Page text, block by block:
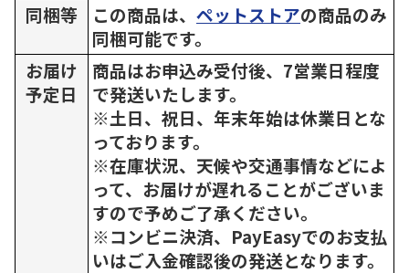
同梱等
この商品は、 ペットストアの商品のみ
同梱可能です。
お届け
予定日
商品はお申込み受付後、7営業日程度
で発送いたします。
※土日、祝日、年末年始は休業日とな
っております。
※在庫状況、天候や交通事情などによ
って、お届けが遅れることがございま
すので予めご了承ください。
※コンビニ決済、PayEasyでのお支払
いはご入金確認後の発送となります。